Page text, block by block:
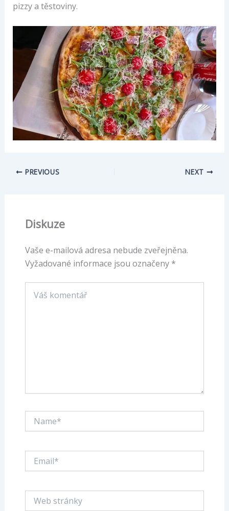
pizzy a těstoviny.
PREVIOUS NEXT
Diskuze
Vaše e-mailová adresa nebude zveřejněna.
Vyžadované informace jsou označeny *
komentář
stránky